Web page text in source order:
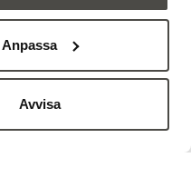
Anpassa
Avvisa